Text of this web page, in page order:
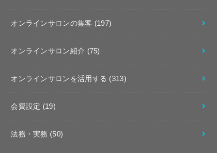
オンラインサロンの集客 (197)
オンラインサロン紹介 (75)
オンラインサロンを活用する (313)
会費設定 (19)
法務・実務 (50)